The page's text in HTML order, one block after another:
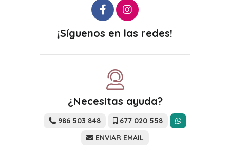
¡Síguenos en las redes!
¿Necesitas ayuda?
986 503 848
677 020 558
ENVIAR EMAIL